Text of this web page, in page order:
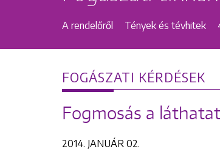
A rendelőről Tények és tévhitek
FOGÁSZATI KÉRDÉSEK
Fogmosás a
2014. JANUÁR 02.